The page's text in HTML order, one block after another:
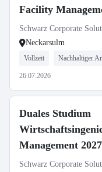
Facility
Schwarz Corporate
Neckarsulm
Vollzeit Nachhaltiger
26.07.2026
Duales Studium
Management
Schwarz Corporate